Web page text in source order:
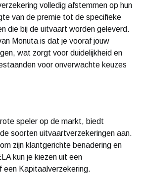
volledig afstemmen op hun
van de premie tot de specifieke
die bij de uitvaart worden geleverd.
Monuta is dat je vooraf jouw
wat zorgt voor duidelijkheid en
voor onverwachte keuzes
speler op de markt, biedt
soorten uitvaartverzekeringen aan.
zijn klantgerichte benadering en
kun je kiezen uit een
een Kapitaalverzekering.